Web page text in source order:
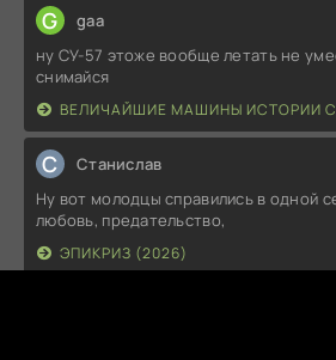
G gaa
ну СУ-57 этоже вообще летать не
снимайся
ВЕЛИЧАЙШИЕ МАШИНЫ ИСТОРИИ С
С Станислав
Ну вот молодцы справились в одной
любовь, предательство,
ЭПИКРИЗ (2026)